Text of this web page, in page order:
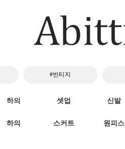
#빈티지
하의 셋업 신발
하의 스커트 원피스